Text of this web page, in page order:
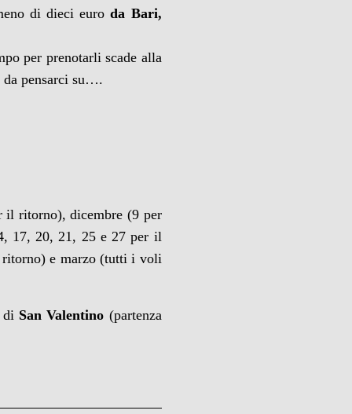
di dieci euroda Bari,
per prenotarli scade alla
da pensarci su….
il ritorno), dicembre (9 per
17, 20, 21, 25 e 27 per il
ritorno) e marzo (tutti i voli
di San Valentino (partenza